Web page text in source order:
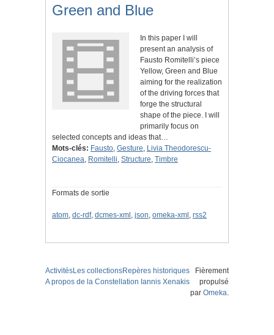
Green and Blue
In this paper I will
present an analysis of
Fausto Romitelli’s piece
Yellow, Green and Blue
aiming for the realization
of the driving forces that
forge the structural
shape of the piece. I will
primarily focus on
selected concepts and ideas that…
Mots-clés: Fausto, Gesture, Livia Theodorescu-
Ciocanea, Romitelli, Structure, Timbre
Formats de sortie
atom, dc-rdf, dcmes-xml , json, omeka-xml , rss2
ActivitésLes collectionsRepères historiques
A propos de la Constellation Iannis Xenakis
Fièrement
propulsé
par Omeka.